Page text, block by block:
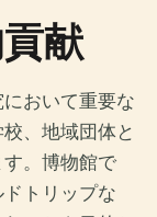
献
おいて重要な
、地域団体と
。博物館で
トリップな